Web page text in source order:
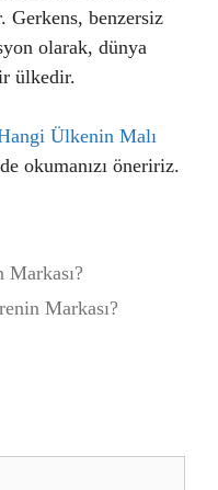
Gerkens, benzersiz
olarak, dünya
ülkedir.
Ülkenin Malı
okumanızı öneririz.
Markası?